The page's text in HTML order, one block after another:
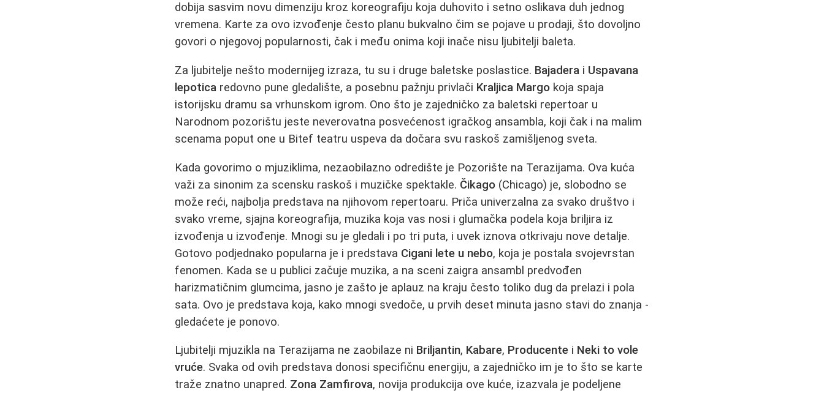
dobija sasvim novu dimenziju kroz koreografiju koja duhovito i setno oslikava duh jednog
vremena. Karte za ovo izvođenje često planu bukvalno čim se pojave u prodaji, što dovoljno
govori o njegovoj popularnosti, čak i među onima koji inače nisu ljubitelji baleta.
Za ljubitelje nešto modernijeg izraza, tu su i druge baletske poslastice. Bajadera i Uspavana
lepotica redovno pune gledalište, a posebnu pažnju privlači Kraljica Margo koja spaja
istorijsku dramu sa vrhunskom igrom. Ono što je zajedničko za baletski repertoar u
Narodnom pozorištu jeste neverovatna posvećenost igračkog ansambla, koji čak i na malim
scenama poput one u Bitef teatru uspeva da dočara svu raskoš zamišljenog sveta.
Kada govorimo o mjuziklima, nezaobilazno odredište je Pozorište na Terazijama. Ova kuća
važi za sinonim za scensku raskoš i muzičke spektakle. Čikago (Chicago) je, slobodno se
može reći, najbolja predstava na njihovom repertoaru. Priča univerzalna za svako društvo i
svako vreme, sjajna koreografija, muzika koja vas nosi i glumačka podela koja briljira iz
izvođenja u izvođenje. Mnogi su je gledali i po tri puta, i uvek iznova otkrivaju nove detalje.
Gotovo podjednako popularna je i predstava Cigani lete u nebo, koja je postala svojevrstan
fenomen. Kada se u publici začuje muzika, a na sceni zaigra ansambl predvođen
harizmatičnim glumcima, jasno je zašto je aplauz na kraju često toliko dug da prelazi i pola
sata. Ovo je predstava koja, kako mnogi svedoče, u prvih deset minuta jasno stavi do znanja -
gledaćete je ponovo.
Ljubitelji mjuzikla na Terazijama ne zaobilaze ni Briljantin, Kabare, Producente i Neki to vole
vruće. Svaka od ovih predstava donosi specifičnu energiju, a zajedničko im je to što se karte
traže znatno unapred. Zona Zamfirova, novija produkcija ove kuće, izazvala je podeljene